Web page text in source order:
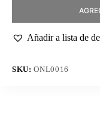
Añadir a lista de
SKU:ONL0016